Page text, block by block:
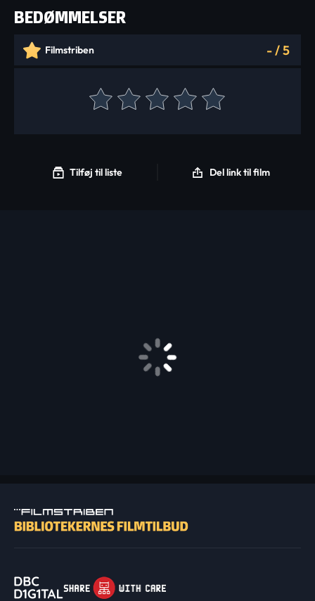
BEDØMMELSER
Filmstriben -/5
Tilføj til liste Del link til film